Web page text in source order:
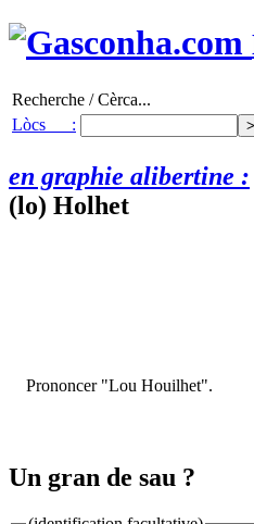
Recherche / Cèrca...
Lòcs :
en graphie alibertine :
(lo) Holhet
Prononcer "Lou Houilhet".
Un gran de sau ?